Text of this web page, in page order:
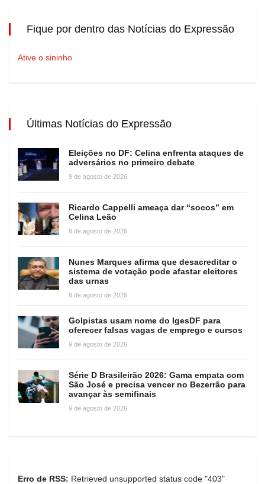
Fique por dentro das Notícias do Expressão
Ative o sininho
Últimas Notícias do Expressão
Eleições no DF: Celina enfrenta ataques de
adversários no primeiro debate
9 de agosto de 2026
Ricardo Cappelli ameaça dar “socos” em
Celina Leão
9 de agosto de 2026
Nunes Marques afirma que desacreditar o
sistema de votação pode afastar eleitores
das urnas
9 de agosto de 2026
Golpistas usam nome do IgesDF para
oferecer falsas vagas de emprego e cursos
9 de agosto de 2026
Série D Brasileirão 2026: Gama empata com
São José e precisa vencer no Bezerrão para
avançar às semifinais
9 de agosto de 2026
Erro de RSS: Retrieved unsupported status code "403"